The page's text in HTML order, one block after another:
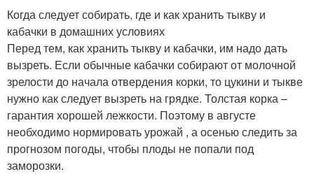
Когда следует собирать, где и как хранить тыкву и
кабачки в домашних условиях
Перед тем, как хранить тыкву и кабачки, им надо дать
вызреть. Если обычные кабачки собирают от молочной
зрелости до начала отвердения корки, то цукини и тыкве
нужно как следует вызреть на грядке. Толстая корка –
гарантия хорошей лежкости. Поэтому в августе
необходимо нормировать урожай , а осенью следить за
прогнозом погоды, чтобы плоды не попали под
заморозки.